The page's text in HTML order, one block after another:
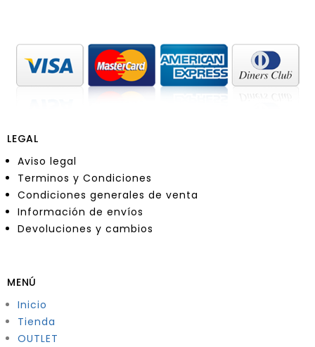
LEGAL
Aviso legal
Terminos y Condiciones
Condiciones generales de venta
Información de envíos
Devoluciones y cambios
MENÚ
Inicio
Tienda
OUTLET